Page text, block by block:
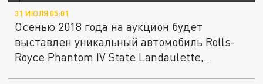
31 ИЮЛЯ 05:01
Осенью 2018 года на аукцион будет
выставлен уникальный автомобиль Rolls-
Royce Phantom IV State Landaulette,...